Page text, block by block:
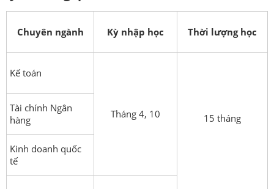
Chuyên ngành Kỳ nhập học Thời lượng học
Kế toán
Tháng 4, 10 15 tháng
Tài chính Ngân
hàng
Kinh doanh quốc
tế